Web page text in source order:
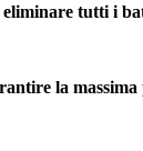
tutti i
la massima